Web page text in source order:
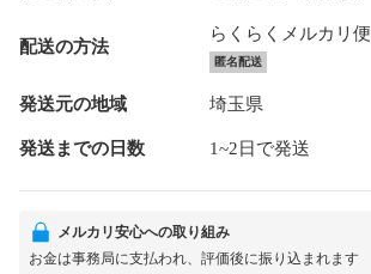
配送の方法
らくらくメルカリ便
匿名配送
発送元の地域 埼玉県
発送までの日数 1~2日で発送
メルカリ安心への取り組み
お金は事務局に支払われ、評価後に振り込まれます